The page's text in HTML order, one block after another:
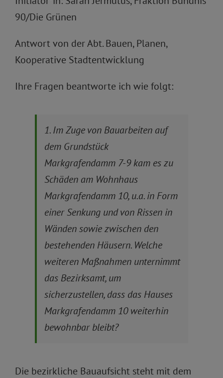
90/Die Grünen
Antwort von der Abt. Bauen, Planen,
Kooperative Stadtentwicklung
Ihre Fragen beantworte ich wie folgt:
1. Im Zuge von Bauarbeiten auf
dem Grundstück
Markgrafendamm 7-9 kam es zu
Schäden am Wohnhaus
Markgrafendamm 10, u.a. in Form
einer Senkung und von Rissen in
Wänden sowie zwischen den
bestehenden Häusern. Welche
weiteren Maßnahmen unternimmt
das Bezirksamt, um
sicherzustellen, dass das Hauses
Markgrafendamm 10 weiterhin
bewohnbar bleibt?
Die bezirkliche Bauaufsicht steht mit dem